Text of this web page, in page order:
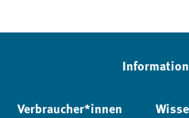
Verbraucher*innen